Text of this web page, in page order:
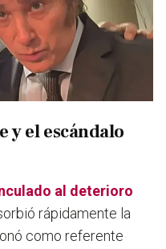
y el escándalo
al deterioro
rápidamente la
como referente